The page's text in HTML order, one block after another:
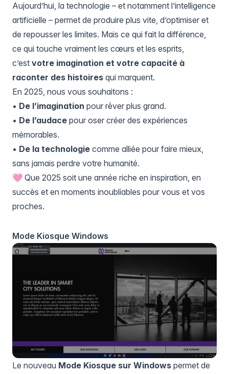
Aujourd’hui, la technologie – et notamment l’intelligence
artificielle – permet de produire plus vite, d’optimiser et
de repousser les limites. Mais ce qui fait la différence,
ce qui touche vraiment les cœurs et les esprits,
c’est votre imagination et votre capacité à
raconter des histoires qui marquent.
En 2025, nous vous souhaitons :
• De l’imagination pour rêver plus grand.
• De l’audace pour oser créer des expériences
mémorables.
• De la technologie comme alliée pour faire mieux,
sans jamais perdre votre humanité.
🩷 Que 2025 soit une année riche en inspiration, en
succès et en moments inoubliables pour vous et vos
proches.
Mode Kiosque Windows
Le nouveau Mode Kiosque sur Windows permet de